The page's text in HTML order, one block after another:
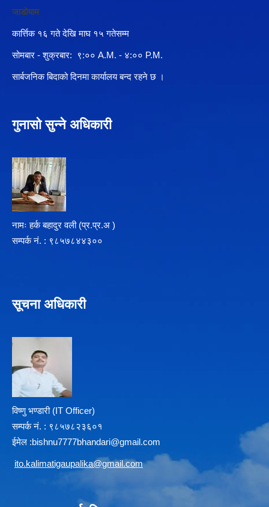
जाडोयाम
कार्त्तिक १६ गते देखि माघ १५ गतेसम्म
सोमबार - शुक्रबार: ९:०० A.M. - ४:०० P.M.
सार्बजनिक बिदाको दिनमा कार्यालय बन्द रहने छ ।
गुनासो सुन्ने अधिकारी
नामः हर्क बहादुर वली (प्र‍.प्र.अ )
सम्पर्क न‌ं. : ९८५७८४४३००
सूचना अधिकारी
विष्णु भण्डारी (IT Officer)
सम्पर्क न‌ं. : ९८५७८२३६०१
ईमेल :bishnu7777bhandari@gmail.com
ito.kalimatigaupalika@gmail.com